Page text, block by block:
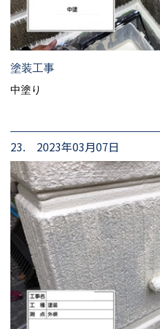
塗装工事
中塗り
23. 2023年03月07日